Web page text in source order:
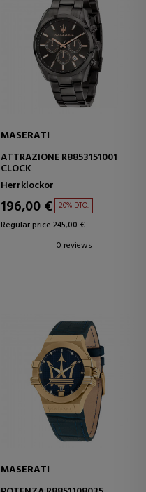
MASERATI
ATTRAZIONE R8853151001
CLOCK
Herrklockor
196,00 € 20% DTO.
Regular price 245,00 €
0 reviews
MASERATI